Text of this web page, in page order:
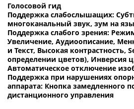
Голосовой гид
Поддержка слабослышащих:
многоканальный звук, зум на
Поддержка слабого зрения:
Увеличение, Аудиоописание,
и Текст, Высокая контрастность,
определении цветов), Инверсия
Автоматическое отключение
Поддержка при нарушениях
аппарата: Кнопка замедленного
дистанционного управления